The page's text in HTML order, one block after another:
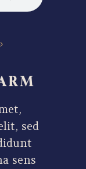
sed
sens